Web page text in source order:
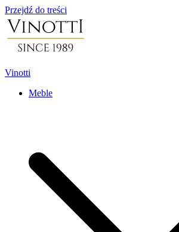
Przejdź do treści
Vinotti
Meble